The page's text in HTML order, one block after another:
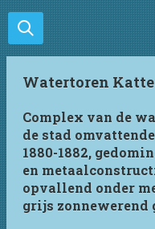
Ga
direct
naar
hoofdinhoud
Watertoren
Complex van de
de stad
1880-1882,
en
opvallend onder
grijs zonnewerend